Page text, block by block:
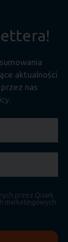
aktualności
nas
przez Quark
marketingowych.